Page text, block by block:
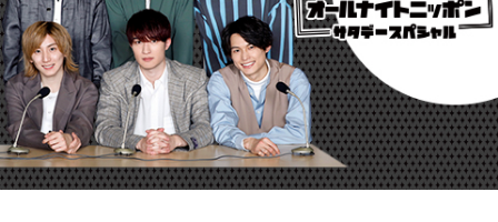
す！
番組Xに、今日のMUSIC MATEの情報もポストしていますの
でぜひチェックしてください！
Instagramも毎週更新中！
こちらから